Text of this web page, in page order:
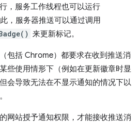
，服务工作线程也可以运行
，服务器推送可以通过调用
来更新标记。
包括 Chrome）都要求在收到推送消
些使用情形下（例如在更新徽章时显
会导致无法在不显示通知的情况下以
网站授予通知权限，才能接收推送消